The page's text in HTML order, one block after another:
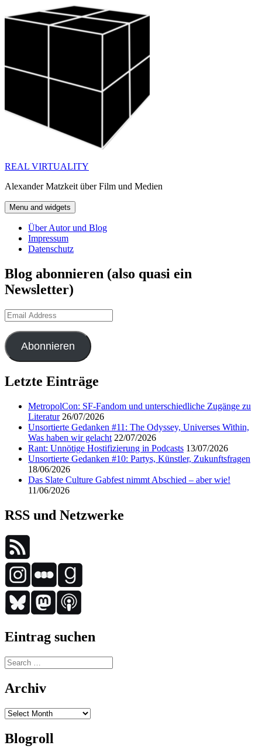
to
REAL VIRTUALITY
Alexander Matzkeit über Film und Medien
Menu and widgets
Über Autor und Blog
Impressum
Datenschutz
Blog abonnieren (also quasi ein
Newsletter)
Email
Address
Abonnieren
Letzte Einträge
MetropolCon: SF-Fandom und unterschiedliche Zugänge zu
Literatur 26/07/2026
Unsortierte Gedanken #11: The Odyssey, Universes Within,
Was haben wir gelacht 22/07/2026
Rant: Unnötige Hostifizierung in Podcasts 13/07/2026
Unsortierte Gedanken #10: Partys, Künstler, Zukunftsfragen
18/06/2026
Das Slate Culture Gabfest nimmt Abschied – aber wie!
11/06/2026
RSS und Netzwerke
Eintrag suchen
Search
for:
Archiv
Archiv
Blogroll